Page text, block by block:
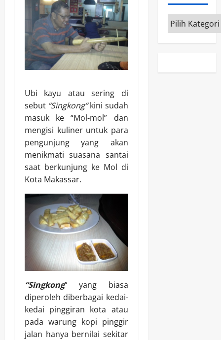
Ubi kayu atau sering di
sebut “Singkong”kini sudah
masuk ke “Mol-mol” dan
mengisi kuliner untuk para
pengunjung yang akan
menikmati suasana santai
saat berkunjung ke Mol di
Kota Makassar.
“Singkong” yang biasa
diperoleh diberbagai kedai-
kedai pinggiran kota atau
pada warung kopi pinggir
jalan hanya bernilai sekitar
Kategori